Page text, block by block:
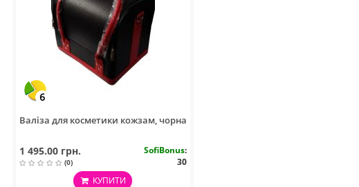
6
Валіза для косметики кожзам, чорна
1 495.00 грн.
(0)
SofiBonus:
30
КУПИТИ